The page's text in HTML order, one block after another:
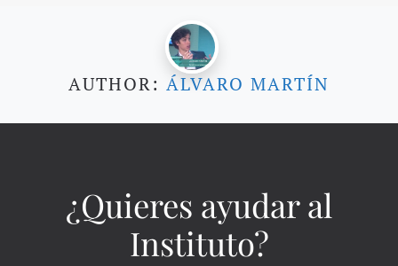
AUTHOR: ÁLVARO MARTÍN
¿Quieres ayudar al
Instituto?